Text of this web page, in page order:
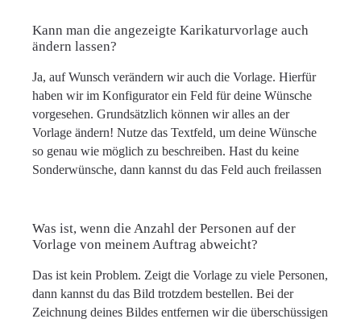
Kann man die angezeigte Karikaturvorlage auch
ändern lassen?
Ja, auf Wunsch verändern wir auch die Vorlage. Hierfür
haben wir im Konfigurator ein Feld für deine Wünsche
vorgesehen. Grundsätzlich können wir alles an der
Vorlage ändern! Nutze das Textfeld, um deine Wünsche
so genau wie möglich zu beschreiben. Hast du keine
Sonderwünsche, dann kannst du das Feld auch freilassen
Was ist, wenn die Anzahl der Personen auf der
Vorlage von meinem Auftrag abweicht?
Das ist kein Problem. Zeigt die Vorlage zu viele Personen,
dann kannst du das Bild trotzdem bestellen. Bei der
Zeichnung deines Bildes entfernen wir die überschüssigen